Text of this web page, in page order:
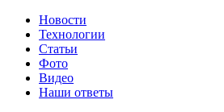
Новости
Технологии
Статьи
Фото
Видео
Наши ответы